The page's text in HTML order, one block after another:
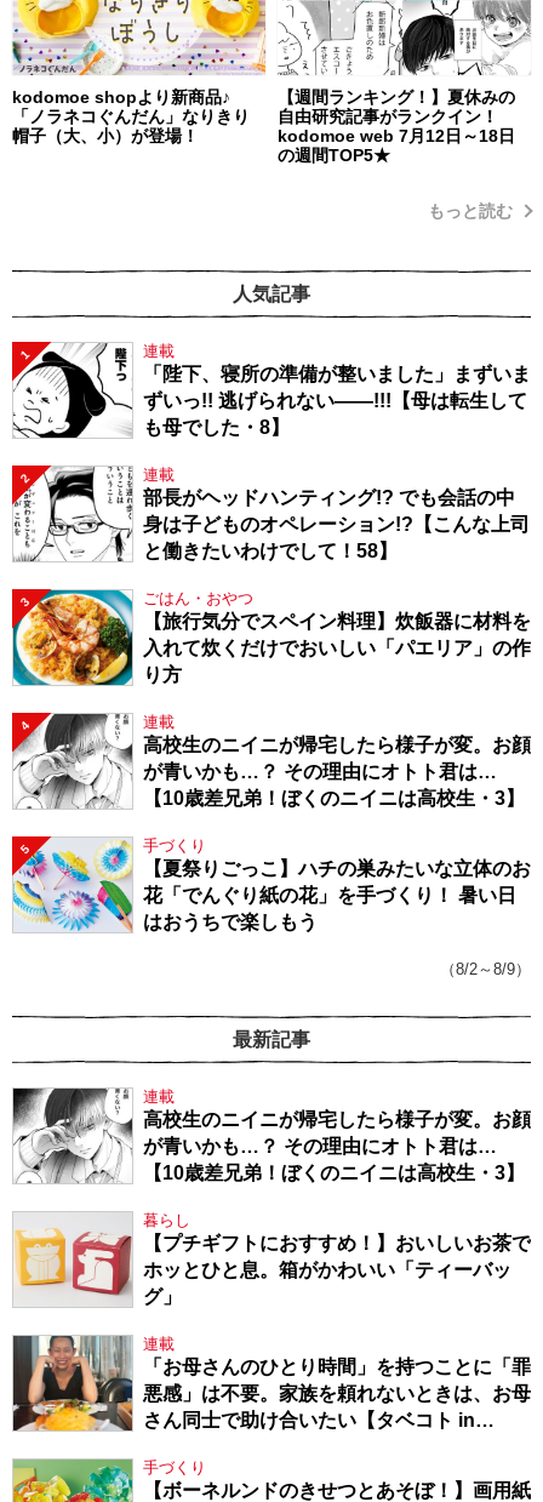
kodomoe shopより新商品♪
「ノラネコぐんだん」なりきり
帽子（大、小）が登場！
【週間ランキング！】夏休みの
自由研究記事がランクイン！
kodomoe web 7月12日～18日
の週間TOP5★
もっと読む
人気記事
1 連載
「陛下、寝所の準備が整いました」まずいま
ずいっ!! 逃げられない――!!!【母は転生して
も母でした・8】
2 連載
部長がヘッドハンティング!? でも会話の中
身は子どものオペレーション!?【こんな上司
と働きたいわけでして！58】
3 ごはん・おやつ
【旅行気分でスペイン料理】炊飯器に材料を
入れて炊くだけでおいしい「パエリア」の作
り方
4 連載
高校生のニイニが帰宅したら様子が変。お顔
が青いかも…？ その理由にオトト君は…
【10歳差兄弟！ぼくのニイニは高校生・3】
5 手づくり
【夏祭りごっこ】ハチの巣みたいな立体のお
花「でんぐり紙の花」を手づくり！ 暑い日
はおうちで楽しもう
（8/2～8/9）
最新記事
連載
高校生のニイニが帰宅したら様子が変。お顔
が青いかも…？ その理由にオトト君は…
【10歳差兄弟！ぼくのニイニは高校生・3】
暮らし
【プチギフトにおすすめ！】おいしいお茶で
ホッとひと息。箱がかわいい「ティーバッ
グ」
連載
「お母さんのひとり時間」を持つことに「罪
悪感」は不要。家族を頼れないときは、お母
さん同士で助け合いたい【タベコト in
手づくり
【ボーネルンドのきせつとあそぼ！】画用紙